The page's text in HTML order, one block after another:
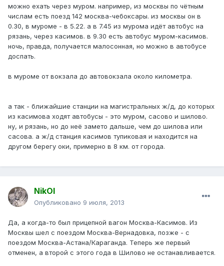
можно ехать через муром. например, из москвы по чётным
числам есть поезд 142 москва-чебоксары. из москвы он в
0.30, в муроме - в 5.22. а в 7.45 из мурома идёт автобус на
рязань, через касимов. в 9.30 есть автобус муром-касимов.
ночь, правда, получается малосонная, но можно в автобусе
доспать.
в муроме от вокзала до автовокзала около километра.
а так - ближайшие станции на магистральных ж/д, до которых
из касимова ходят автобусы - это муром, сасово и шилово.
ну, и рязань, но до неё замето дальше, чем до шилова или
сасова. а ж/д станция касимов тупиковая и находится на
другом берегу оки, примерно в 8 км. от города.
NikOl
Опубликовано 9 июля, 2013
Да, а когда-то был прицепной вагон Москва-Касимов. Из
Москвы шел с поездом Москва-Вернадовка, позже - с
поездом Москва-Астана/Караганда. Теперь же первый
отменен, а второй с этого года в Шилово не останавливается.